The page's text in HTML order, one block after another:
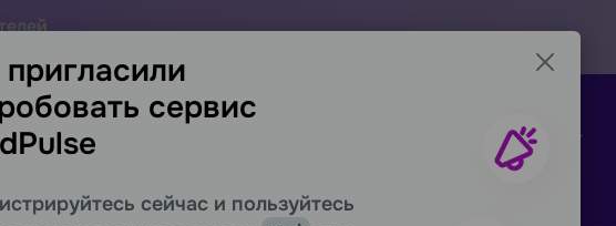
выгоднее
Поддержка Ресурсы Запросить демо
сервис
сейчас и пользуйтесь